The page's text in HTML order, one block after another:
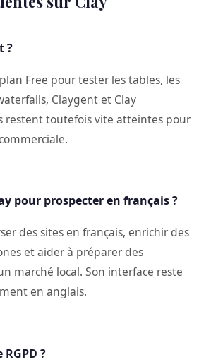
?
Free pour tester les tables, les
Claygent et Clay
restent toutefois vite atteintes pour
pour prospecter en français ?
des sites en français, enrichir des
et aider à préparer des
marché local. Son interface reste
en anglais.
?